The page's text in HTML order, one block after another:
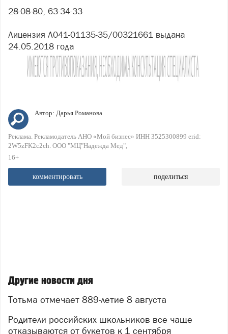
28-08-80, 63-34-33
Лицензия Л041-01135-35/00321661 выдана
24.05.2018 года
Автор: Дарья Романова
Реклама. Рекламодатель АНО «Мой бизнес» ИНН 3525300899 erid:
2W5zFK2c2ch. ООО "МЦ"Надежда Мед"
16+
комментировать поделиться
Другие новости дня
Тотьма отмечает 889-летие 8 августа
Родители российских школьников все чаще
отказываются от букетов к 1 сентября